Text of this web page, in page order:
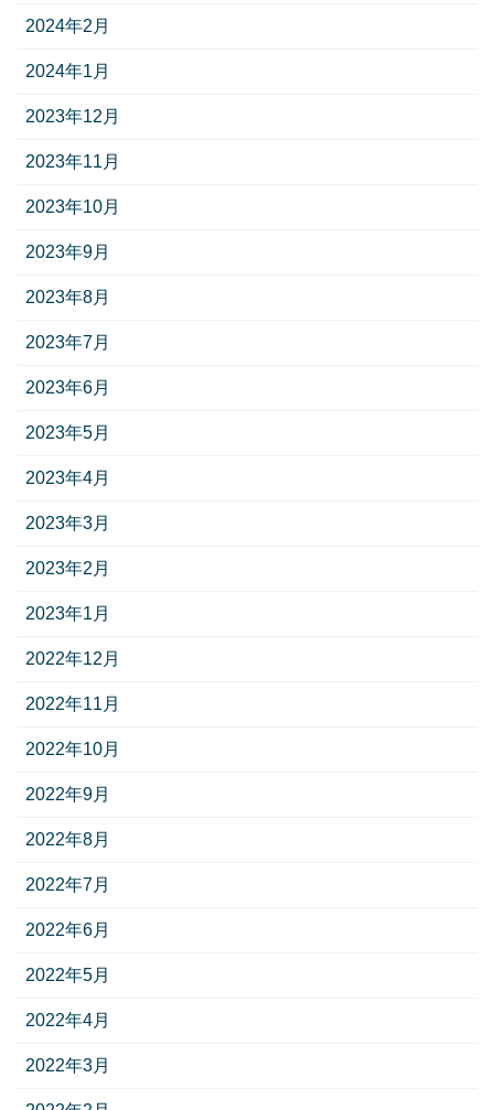
2024年2月
2024年1月
2023年12月
2023年11月
2023年10月
2023年9月
2023年8月
2023年7月
2023年6月
2023年5月
2023年4月
2023年3月
2023年2月
2023年1月
2022年12月
2022年11月
2022年10月
2022年9月
2022年8月
2022年7月
2022年6月
2022年5月
2022年4月
2022年3月